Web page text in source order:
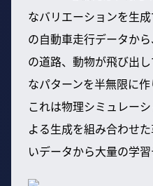
なバリエーションを生
の自動車走行データか
の道路、動物が飛び出
なパターンを半無限に作
これは物理シミュレー
よる生成を組み合わせ
いデータから大量の学